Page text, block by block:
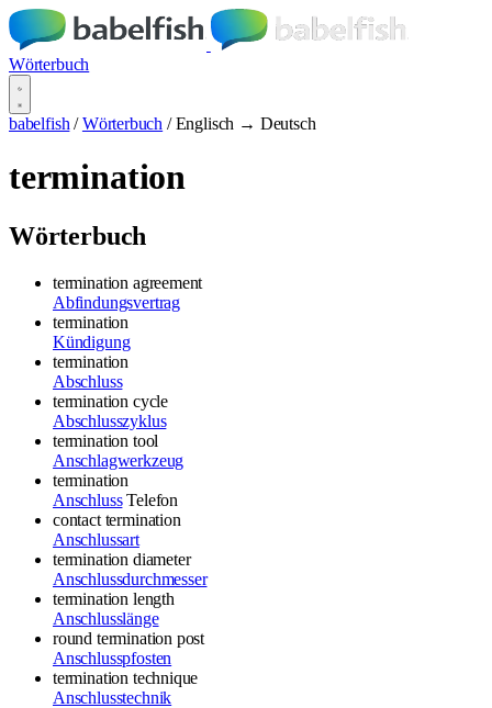
Wörterbuch
babelfish / Wörterbuch / Englisch → Deutsch
termination
Wörterbuch
termination agreement
Abfindungsvertrag
termination
Kündigung
termination
Abschluss
termination cycle
Abschlusszyklus
termination tool
Anschlagwerkzeug
termination
Anschluss Telefon
contact termination
Anschlussart
termination diameter
Anschlussdurchmesser
termination length
Anschlusslänge
round termination post
Anschlusspfosten
termination technique
Anschlusstechnik